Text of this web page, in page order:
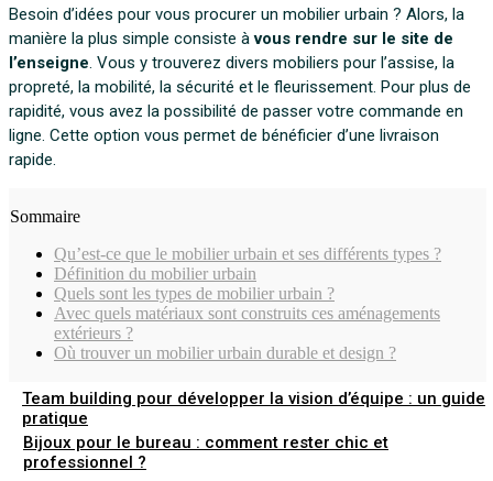
Besoin d’idées pour vous procurer un mobilier urbain ? Alors, la
manière la plus simple consiste àvous rendre sur le site de
l’enseigne. Vous y trouverez divers mobiliers pour l’assise, la
propreté, la mobilité, la sécurité et le fleurissement. Pour plus de
rapidité, vous avez la possibilité de passer votre commande en
ligne. Cette option vous permet de bénéficier d’une livraison
rapide.
Sommaire
Qu’est-ce que le mobilier urbain et ses différents types ?
Définition du mobilier urbain
Quels sont les types de mobilier urbain ?
Avec quels matériaux sont construits ces aménagements
extérieurs ?
Où trouver un mobilier urbain durable et design ?
Team building pour développer la vision d’équipe : un guide
pratique
Bijoux pour le bureau : comment rester chic et
professionnel ?